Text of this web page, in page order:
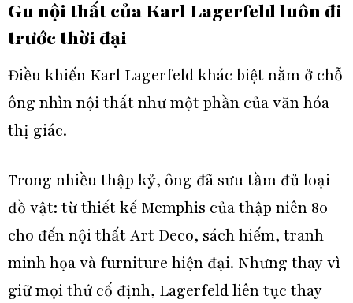
Gu nội thất của Karl Lagerfeld luôn đi
trước thời đại
Điều khiến Karl Lagerfeld khác biệt nằm ở chỗ
ông nhìn nội thất như một phần của văn hóa
thị giác.
Trong nhiều thập kỷ, ông đã sưu tầm đủ loại
đồ vật: từ thiết kế Memphis của thập niên 80
cho đến nội thất Art Deco, sách hiếm, tranh
minh họa và furniture hiện đại. Nhưng thay vì
giữ mọi thứ cố định, Lagerfeld liên tục thay